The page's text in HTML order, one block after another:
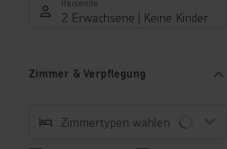
2 Erwachsene Keine Kinder
Zimmer & Verpflegung
Zimmertypen wählen